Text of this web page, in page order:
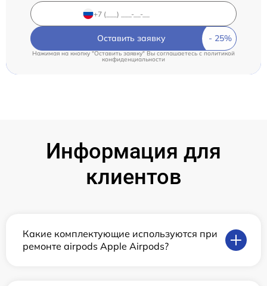
Оставить заявку
Нажимая на кнопку "Оставить заявку" Вы соглашаетесь c политикой
конфиденциальности
Информация для
клиентов
Какие комплектующие используются при
ремонте airpods Apple Airpods?